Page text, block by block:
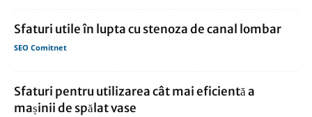
Sfaturi utile în lupta cu stenoza de canal lombar
SEO Comitnet
Sfaturi pentru utilizarea cât mai eficientă a
mașinii de spălat vase